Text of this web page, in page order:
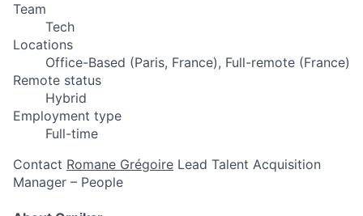
Team
Tech
Locations
Office-Based (Paris, France), Full-remote (France)
Remote status
Hybrid
Employment type
Full-time
Contact Romane Grégoire Lead Talent Acquisition
Manager – People